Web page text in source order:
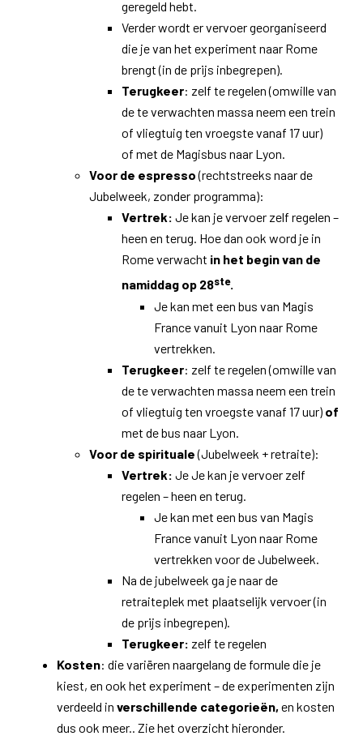
geregeld hebt.
Verder wordt er vervoer georganiseerd
die je van het experiment naar Rome
brengt (in de prijs inbegrepen).
Terugkeer: zelf te regelen (omwille van
de te verwachten massa neem een trein
of vliegtuig ten vroegste vanaf 17 uur)
of met de Magisbus naar Lyon.
Voor de espresso (rechtstreeks naar de
Jubelweek, zonder programma):
Vertrek: Je kan je vervoer zelf regelen –
heen en terug. Hoe dan ook word je in
Rome verwacht in het begin van de
namiddag op 28ste.
Je kan met een bus van Magis
France vanuit Lyon naar Rome
vertrekken.
Terugkeer: zelf te regelen (omwille van
de te verwachten massa neem een trein
of vliegtuig ten vroegste vanaf 17 uur) of
met de bus naar Lyon.
Voor de spirituale (Jubelweek + retraite):
Vertrek: Je Je kan je vervoer zelf
regelen – heen en terug.
Je kan met een bus van Magis
France vanuit Lyon naar Rome
vertrekken voor de Jubelweek.
Na de jubelweek ga je naar de
retraiteplek met plaatselijk vervoer (in
de prijs inbegrepen).
Terugkeer: zelf te regelen
Kosten: die variëren naargelang de formule die je
kiest, en ook het experiment – de experimenten zijn
verdeeld in verschillende categorieën, en kosten
dus ook meer.. Zie het overzicht hieronder.